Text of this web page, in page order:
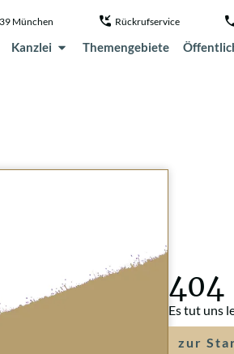
München Rückrufservice
Kanzlei Themengebiete
404
Es tut uns
zur